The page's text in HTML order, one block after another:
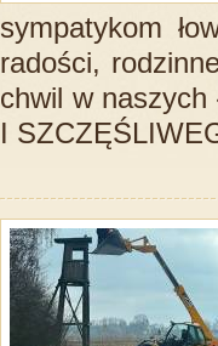
sympatykom
radości,
chwil w naszych
I